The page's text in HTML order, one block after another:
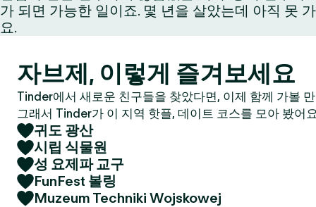
가 되면 가능한 일이죠. 몇 년을 살았는데 아직 못
요.
자브제, 이렇게 즐겨보세요
Tinder에서 새로운 친구들을 찾았다면, 이제 함께 가볼
그래서 Tinder가 이 지역 핫플, 데이트 코스를 모아 봤어
귀도 광산
시립 식물원
성 요제파 교구
FunFest 볼링
Muzeum Techniki Wojskowej